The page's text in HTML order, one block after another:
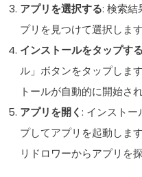
アプリを選択する: 検索結
プリを見つけて選択します
インストールをタップする
ル」ボタンをタップしま
トールが自動的に開始され
アプリを開く: インストー
プしてアプリを起動しま
リドロワーからアプリを